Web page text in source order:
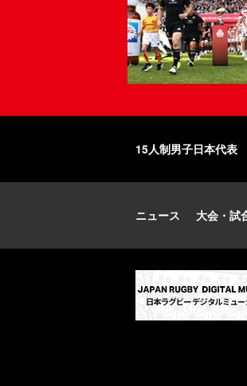
15人制男子日本代表
ニュース 大会・試